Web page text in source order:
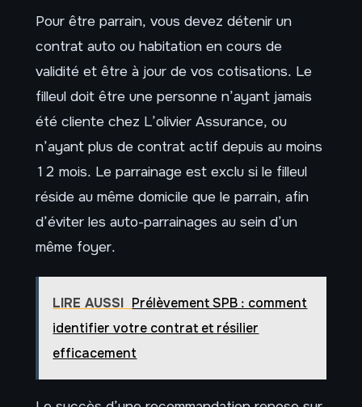
Pour être parrain, vous devez détenir un
contrat auto ou habitation en cours de
validité et être à jour de vos cotisations. Le
filleul doit être une personne n’ayant jamais
été cliente chez L’olivier Assurance, ou
n’ayant plus de contrat actif depuis au moins
12 mois. Le parrainage est exclu si le filleul
réside au même domicile que le parrain, afin
d’éviter les auto-parrainages au sein d’un
même foyer.
LIRE AUSSI Prélèvement SPB : comment
identifier votre contrat et résilier
efficacement